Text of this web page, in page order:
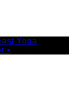
Yoga
•